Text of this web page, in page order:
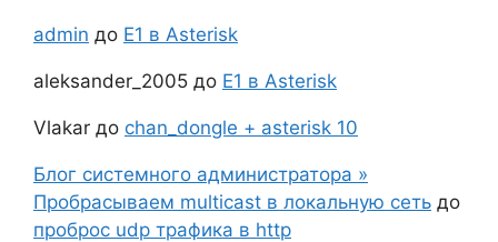
admin до Е1 в Asterisk
aleksander_2005 до Е1 в Asterisk
Vlakar до chan_dongle + asterisk 10
Блог системного администратора »
Пробрасываем multicast в локальную сеть до
проброс udp трафика в http